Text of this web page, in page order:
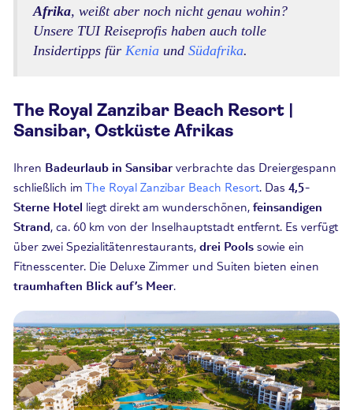
Afrika, weißt aber noch nicht genau wohin?
Unsere TUI Reiseprofis haben auch tolle
Insidertipps für Kenia und Südafrika.
The Royal Zanzibar Beach Resort |
Sansibar, Ostküste Afrikas
Ihren Badeurlaub in Sansibar verbrachte das Dreiergespann
schließlich im The Royal Zanzibar Beach Resort. Das 4,5-
Sterne Hotel liegt direkt am wunderschönen, feinsandigen
Strand, ca. 60 km von der Inselhauptstadt entfernt. Es verfügt
über zwei Spezialitätenrestaurants, drei Pools sowie ein
Fitnesscenter. Die Deluxe Zimmer und Suiten bieten einen
traumhaften Blick auf’s Meer.